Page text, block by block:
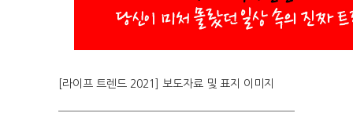
[라이프 트렌드 2021] 보도자료 및 표지 이미지